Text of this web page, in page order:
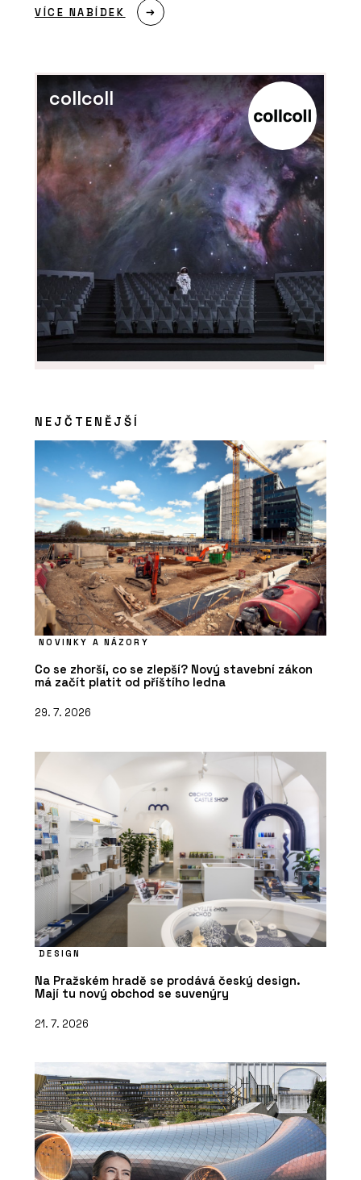
VÍCE NABÍDEK
collcoll
NEJČTENĚJŠÍ
NOVINKY A NÁZORY
Co se zhorší, co se zlepší? Nový stavební zákon
má začít platit od příštího ledna
29. 7. 2026
DESIGN
Na Pražském hradě se prodává český design.
Mají tu nový obchod se suvenýry
21. 7. 2026